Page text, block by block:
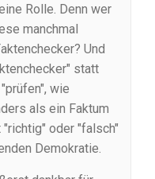
Rolle. Denn wer
manchmal
Und
statt
wie
als ein Faktum
oder "falsch"
Demokratie.